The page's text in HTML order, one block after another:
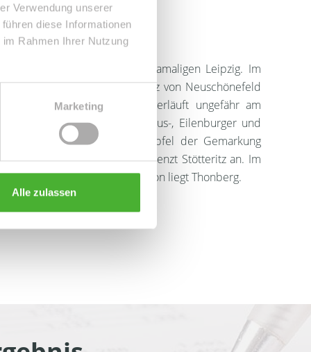
Verwendung unserer
diese Informationen
Rahmen Ihrer Nutzung
Marketing
Alle zulassen
Reudnitz und dem damaligen Leipzig. Im
der Bernhardiplatz Reudnitz von Neuschönefeld
zu Anger (-Crottendorf) verläuft ungefähr am
der Breiten Straße, Cichorius-, Eilenburger und
liegt im östlichsten Zipfel der Gemarkung
der Schönbachstraße grenzt Stötteritz an. Im
Straße, südlich davon liegt Thonberg.
Fläche von 212 Hektar.